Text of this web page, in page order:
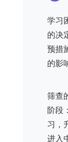
学习
的决
预措
的影
筛查
阶段
习，
进入